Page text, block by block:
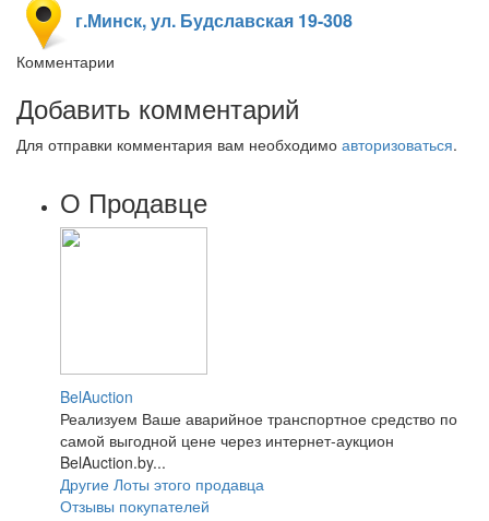
г.Минск, ул. Будславская 19-308
Комментарии
Добавить комментарий
Для отправки комментария вам необходимо авторизоваться.
О Продавце
BelAuction
Реализуем Ваше аварийное транспортное средство по
самой выгодной цене через интернет-аукцион
BelAuction.by...
Другие Лоты этого продавца
Отзывы покупателей